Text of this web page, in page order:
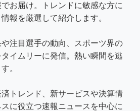
お届け。トレンドに敏感な方に
報を厳選して紹介します。
注目選手の動向、スポーツ界の
イムリーに発信。熱い瞬間を逃
。
トレンド、新サービスや決算情
に役立つ速報ニュースを中心に